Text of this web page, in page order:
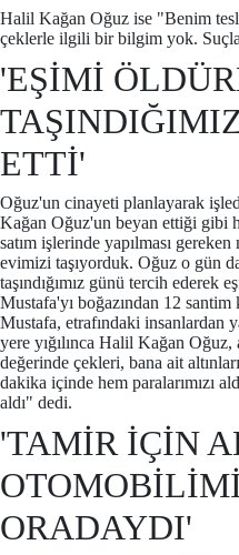
Halil Kağan Oğuz ise "Benim
çeklerle ilgili bir bilgim yok.
'EŞİMİ
ETTİ'
Oğuz'un cinayeti planlayarak
Kağan Oğuz'un beyan ettiği gibi
satım işlerinde yapılması
evimizi taşıyorduk. Oğuz o gün
taşındığımız günü tercih ederek
Mustafa'yı boğazından 12 santim
Mustafa, etrafındaki insanlardan
yere yığılınca Halil Kağan
değerinde çekleri, bana ait
dakika içinde hem paralarımızı
aldı" dedi.
'TAMİR İÇİN
ORADAYDI'